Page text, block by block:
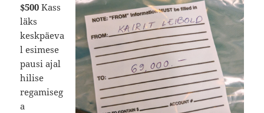
$500 Kass
läks
keskpäeva
l esimese
pausi ajal
hilise
regamiseg
a